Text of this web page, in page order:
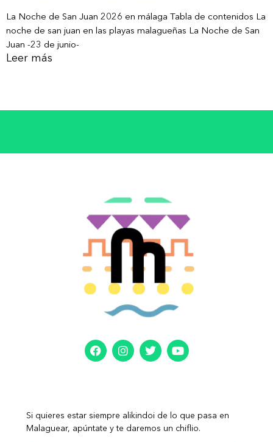
La Noche de San Juan 2026 en málaga Tabla de contenidos La
noche de san juan en las playas malagueñas La Noche de San
Juan -23 de junio-
Leer más
Si quieres estar siempre alikindoi de lo que pasa en
Malaguear, apúntate y te daremos un chiflio.